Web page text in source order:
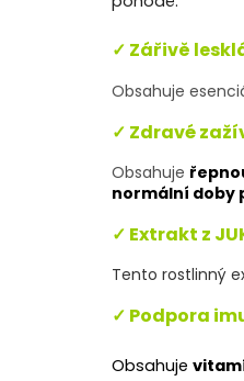
✓ Zářivě
Obsahuje
✓ Zdravé
Obsahuje
normální doby
✓ Extrakt z
Tento rostlinný
✓ Podpora
Obsahuje